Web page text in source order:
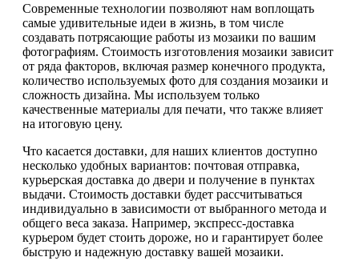
Современные технологии позволяют нам воплощать
самые удивительные идеи в жизнь, в том числе
создавать потрясающие работы из мозаики по вашим
фотографиям. Стоимость изготовления мозаики зависит
от ряда факторов, включая размер конечного продукта,
количество используемых фото для создания мозаики и
сложность дизайна. Мы используем только
качественные материалы для печати, что также влияет
на итоговую цену.
Что касается доставки, для наших клиентов доступно
несколько удобных вариантов: почтовая отправка,
курьерская доставка до двери и получение в пунктах
выдачи. Стоимость доставки будет рассчитываться
индивидуально в зависимости от выбранного метода и
общего веса заказа. Например, экспресс-доставка
курьером будет стоить дороже, но и гарантирует более
быструю и надежную доставку вашей мозаики.